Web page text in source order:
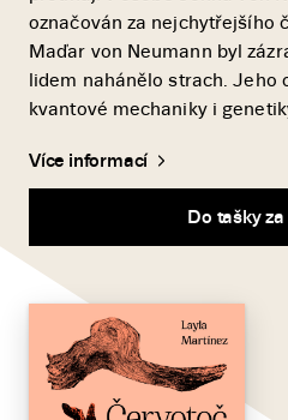
označován za nejchytřejšího
Maďar von Neumann byl
lidem nahánělo strach. Jeho
kvantové mechaniky i
Do tašky
Více informací